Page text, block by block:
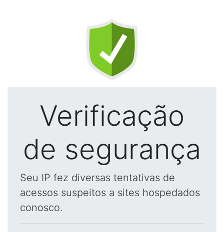
Verificação
de segurança
Seu IP fez diversas tentativas de
acessos suspeitos a sites hospedados
conosco.